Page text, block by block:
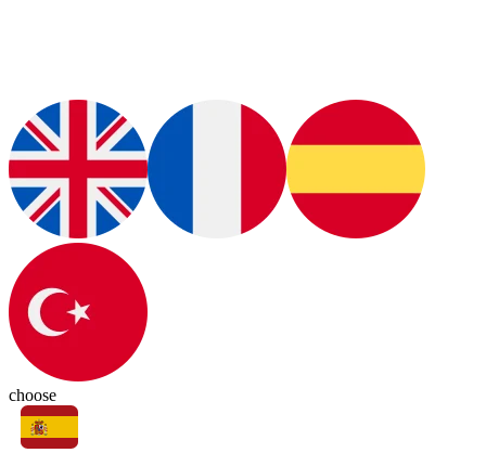
choose